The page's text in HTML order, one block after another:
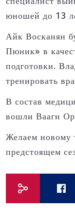
юношей до 13
Айк Восканян
Пюник» в
подготовки.
тренировать
В состав
вошли Ваагн
Желаем новому
предстоящем